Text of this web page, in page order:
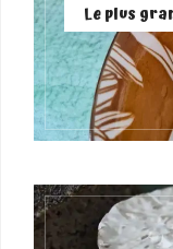
Le plus